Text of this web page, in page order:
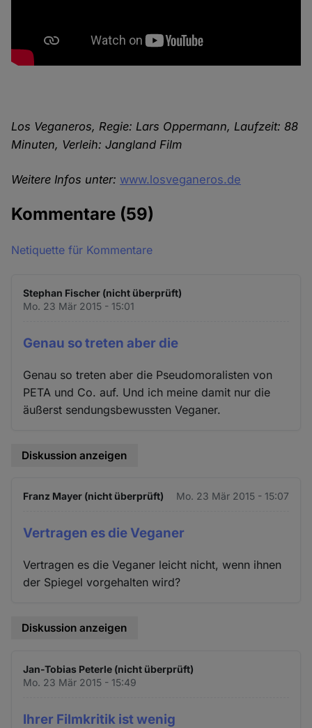
Los Veganeros, Regie: Lars Oppermann, Laufzeit: 88
Minuten, Verleih: Jangland Film
Weitere Infos unter: www.losveganeros.de
Kommentare (59)
Netiquette für Kommentare
Stephan Fischer (nicht überprüft)
Mo. 23 Mär 2015 - 15:01
Genau so treten aber die
Genau so treten aber die Pseudomoralisten von
PETA und Co. auf. Und ich meine damit nur die
äußerst sendungsbewussten Veganer.
Diskussion anzeigen
Franz Mayer (nicht überprüft) Mo. 23 Mär 2015 - 15:07
Vertragen es die Veganer
Vertragen es die Veganer leicht nicht, wenn ihnen
der Spiegel vorgehalten wird?
Diskussion anzeigen
Jan-Tobias Peterle (nicht überprüft)
Mo. 23 Mär 2015 - 15:49
Ihrer Filmkritik ist wenig